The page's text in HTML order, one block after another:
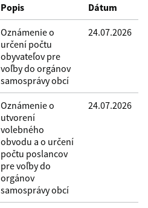
Popis Dátum
Oznámenie o
určení počtu
obyvateľov pre
voľby do orgánov
samosprávy obcí
24.07.2026
Oznámenie o
utvorení
volebného
obvodu a o určení
počtu poslancov
pre voľby do
orgánov
samosprávy obcí
24.07.2026